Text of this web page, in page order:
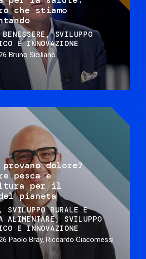
che stiamo
SVILUPPO
E INNOVAZIONE
Bruno Siciliano
dolore?
pesca e
per il
pianeta
SVILUPPO RURALE E
ALIMENTARE
SVILUPPO
E INNOVAZIONE
Paolo Bray, Riccardo Giacomessi